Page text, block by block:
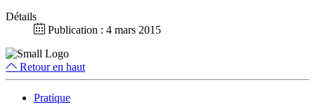
Détails
Publication : 4 mars 2015
Retour en haut
Pratique